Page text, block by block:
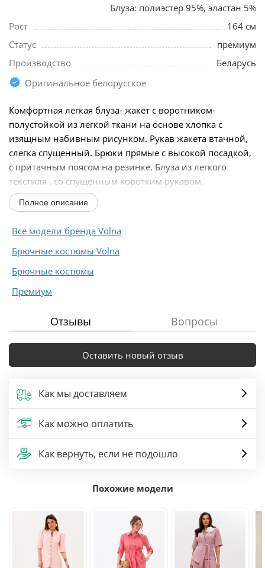
Блуза: полиэстер 95%, эластан 5%
Рост
164 см
Статус
премиум
Производство
Беларусь
Оригинальное белорусское
Комфортная легкая блуза- жакет с воротником-
полустойкой из легкой ткани на основе хлопка с
изящным набивным рисунком. Рукав жакета втачной,
слегка спущенный. Брюки прямые с высокой посадкой,
с притачным поясом на резинке. Блуза из легкого
текстиля , со спущенным коротким рукавом.
Длина...
Полное описание
Все модели бренда Volna
Брючные костюмы Volna
Брючные костюмы
Премиум
Отзывы Вопросы
Оставить новый отзыв
Как мы доставляем
Как можно оплатить
Как вернуть, если не подошло
Похожие модели